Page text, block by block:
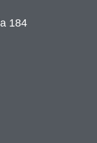
184